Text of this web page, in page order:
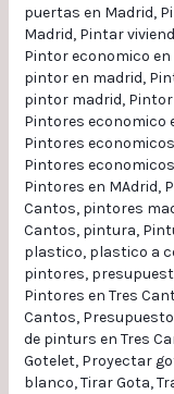
puertas en Madrid,
Madrid, Pintar
Pintor economico en
pintor en madrid,
pintor madrid,
Pintores economico
Pintores economicos
Pintores
Pintores en MAdrid,
Cantos, pintores
Cantos, pintura,
plastico, plastico a
pintores,
Pintores en Tres
Cantos,
de pinturs en Tres
Gotelet, Proyectar
blanco,Tirar Gota,